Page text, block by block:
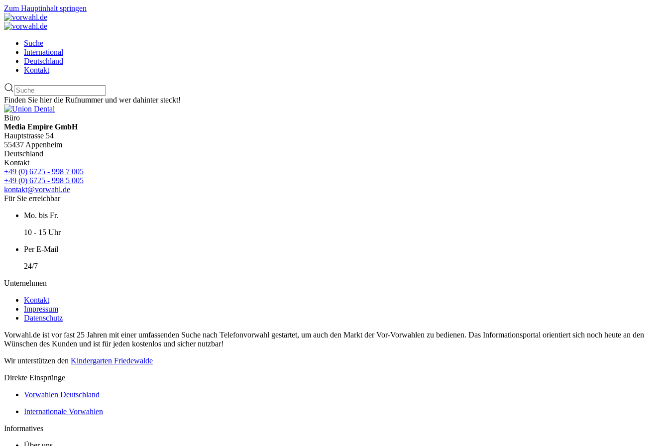
Zum Hauptinhalt springen
Suche
International
Deutschland
Kontakt
Finden Sie hier die Rufnummer und wer dahinter steckt!
Büro
Media Empire GmbH
Hauptstrasse 54
55437 Appenheim
Deutschland
Kontakt
+49 (0) 6725 - 998 7 005
+49 (0) 6725 - 998 5 005
kontakt@vorwahl.de
Für Sie erreichbar
Mo. bis Fr.
10 - 15 Uhr
Per E-Mail
24/7
Unternehmen
Kontakt
Impressum
Datenschutz
Vorwahl.de ist vor fast 25 Jahren mit einer umfassenden Suche nach Telefonvorwahl gestartet, um auch den Markt der Vor-Vorwahlen zu bedienen. Das Informationsportal orientiert sich noch heute an den
Wünschen des Kunden und ist für jeden kostenlos und sicher nutzbar!
Wir unterstützen den Kindergarten Friedewalde
Direkte Einsprünge
Vorwahlen Deutschland
Internationale Vorwahlen
Informatives